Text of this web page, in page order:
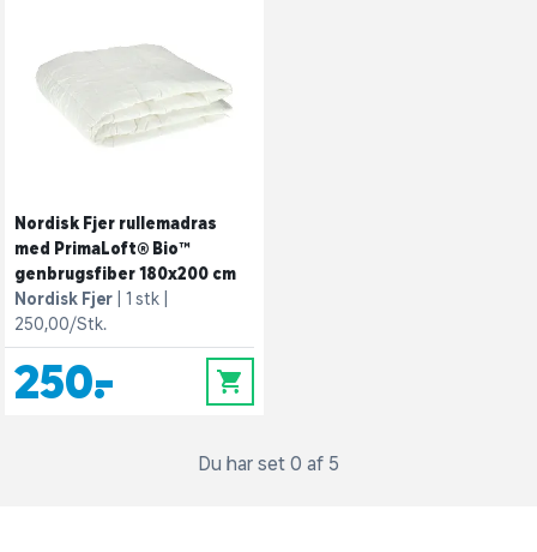
Nordisk Fjer rullemadras
med PrimaLoft® Bio™
genbrugsfiber 180x200 cm
Nordisk Fjer
1 stk
250,00/Stk.
250,- 0
Du har set 0 af 5